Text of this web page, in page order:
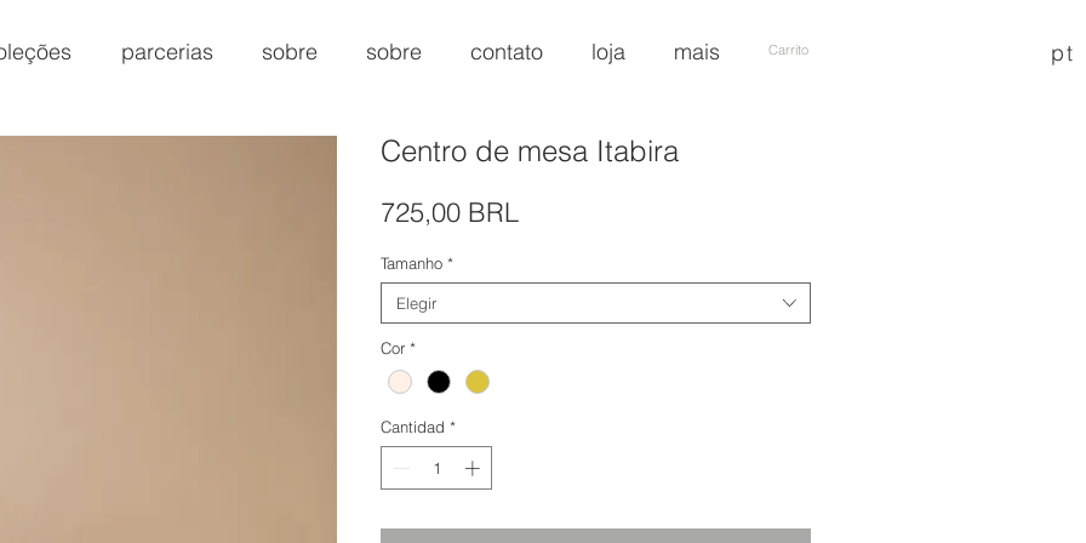
parcerias sobre sobre contato loja mais Carrito pt
Centro de mesa Itabira
725,00 BRLPrecio
Tamanho *
Elegir
Cor *
Cantidad *